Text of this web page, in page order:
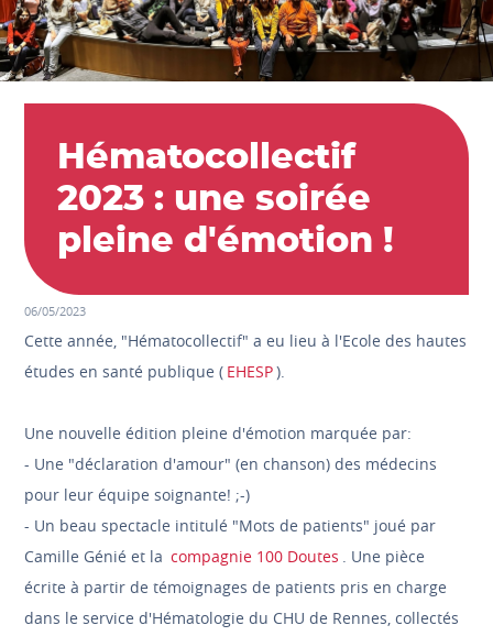
Hématocollectif
2023 : une soirée
pleine d'émotion !
06/05/2023
Cette année, "Hématocollectif" a eu lieu à l'Ecole des hautes
études en santé publique ( EHESP).
Une nouvelle édition pleine d'émotion marquée par:
- Une "déclaration d'amour" (en chanson) des médecins
pour leur équipe soignante! ;-)
- Un beau spectacle intitulé "Mots de patients" joué par
Camille Génié et la compagnie 100 Doutes
. Une pièce
écrite à partir de témoignages de patients pris en charge
dans le service d'Hématologie du CHU de Rennes, collectés